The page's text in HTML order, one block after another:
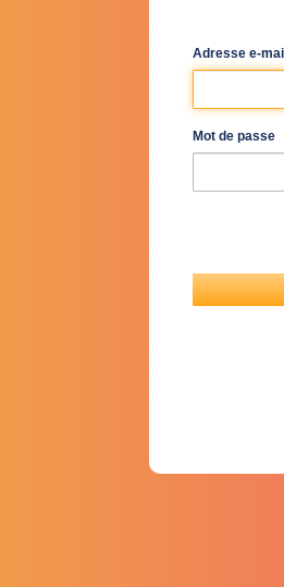
Adresse e-
Mot de passe